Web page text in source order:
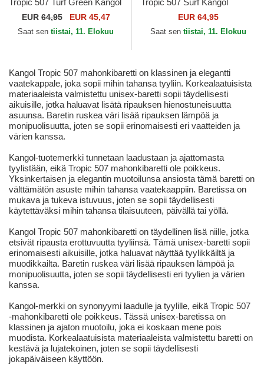
Tropic 507 Turf Green Kangol
EUR64,95 EUR 45,47
Saat sen tiistai, 11. Elokuu
Tropic 507 Surf Kangol
EUR 64,95
Saat sen tiistai, 11. Elokuu
Kangol Tropic 507 mahonkibaretti on klassinen ja elegantti
vaatekappale, joka sopii mihin tahansa tyyliin. Korkealaatuisista
materiaaleista valmistettu unisex-baretti sopii täydellisesti
aikuisille, jotka haluavat lisätä ripauksen hienostuneisuutta
asuunsa. Baretin ruskea väri lisää ripauksen lämpöä ja
monipuolisuutta, joten se sopii erinomaisesti eri vaatteiden ja
värien kanssa.
Kangol-tuotemerkki tunnetaan laadustaan ja ajattomasta
tyylistään, eikä Tropic 507 mahonkibaretti ole poikkeus.
Yksinkertaisen ja elegantin muotoilunsa ansiosta tämä baretti on
välttämätön asuste mihin tahansa vaatekaappiin. Baretissa on
mukava ja tukeva istuvuus, joten se sopii täydellisesti
käytettäväksi mihin tahansa tilaisuuteen, päivällä tai yöllä.
Kangol Tropic 507 mahonkibaretti on täydellinen lisä niille, jotka
etsivät ripausta erottuvuutta tyyliinsä. Tämä unisex-baretti sopii
erinomaisesti aikuisille, jotka haluavat näyttää tyylikkäiltä ja
muodikkailta. Baretin ruskea väri lisää ripauksen lämpöä ja
monipuolisuutta, joten se sopii täydellisesti eri tyylien ja värien
kanssa.
Kangol-merkki on synonyymi laadulle ja tyylille, eikä Tropic 507
-mahonkibaretti ole poikkeus. Tässä unisex-baretissa on
klassinen ja ajaton muotoilu, joka ei koskaan mene pois
muodista. Korkealaatuisista materiaaleista valmistettu baretti on
kestävä ja lujatekoinen, joten se sopii täydellisesti
jokapäiväiseen käyttöön.